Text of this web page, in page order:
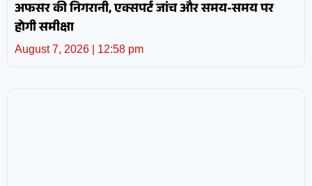
अफसर की निगरानी, एक्सपर्ट जांच और समय-समय पर
होगी समीक्षा
August 7, 2026 12:58 pm